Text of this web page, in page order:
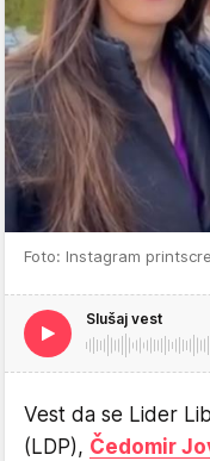
Foto: Instagram
Slušaj vest
Vest da se Lider
(LDP), Čedomir